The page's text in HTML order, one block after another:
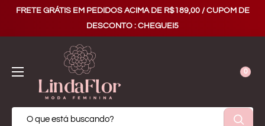
FRETE GRÁTIS EM PEDIDOS ACIMA DE R$189,00 / CUPOM DE
DESCONTO : CHEGUEI5
0